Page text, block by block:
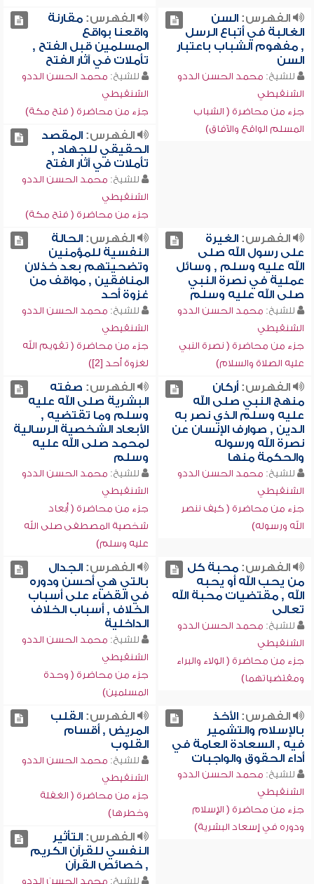
الفهرس:السن
الغالبة في أتباع الرسل
, مفهوم الشباب باعتبار
السن
للشيخ: محمد الحسن الددو
الشنقيطي
جزء من محاضرة ( الشباب
المسلم الواقع والآفاق)
الفهرس:مقارنة
واقعنا بواقع
المسلمين قبل الفتح ,
تأملات في آثار الفتح
للشيخ: محمد الحسن الددو
الشنقيطي
جزء من محاضرة ( فتح مكة)
الفهرس:المقصد
الحقيقي للجهاد ,
تأملات في آثار الفتح
للشيخ: محمد الحسن الددو
الشنقيطي
جزء من محاضرة ( فتح مكة)
الفهرس:الغيرة
على رسول الله صلى
الله عليه وسلم , وسائل
عملية في نصرة النبي
صلى الله عليه وسلم
للشيخ: محمد الحسن الددو
الشنقيطي
جزء من محاضرة ( نصرة النبي
عليه الصلاة والسلام)
الفهرس:الحالة
النفسية للمؤمنين
وتضحيتهم بعد خذلان
المنافقين , مواقف من
غزوة أحد
للشيخ: محمد الحسن الددو
الشنقيطي
جزء من محاضرة ( تقويم الله
لغزوة أحد [2])
الفهرس:أركان
منهج النبي صلى الله
عليه وسلم الذي نصر به
الدين , صوارف الإنسان عن
نصرة الله ورسوله
والحكمة منها
للشيخ: محمد الحسن الددو
الشنقيطي
جزء من محاضرة ( كيف ننصر
الله ورسوله)
الفهرس: صفته
البشرية صلى الله عليه
وسلم وما تقتضيه ,
الأبعاد الشخصية الرسالية
لمحمد صلى الله عليه
وسلم
للشيخ: محمد الحسن الددو
الشنقيطي
جزء من محاضرة ( أبعاد
شخصية المصطفى صلى الله
عليه وسلم)
الفهرس:محبة كل
من يحب الله أو يحبه
الله , مقتضيات محبة الله
تعالى
للشيخ: محمد الحسن الددو
الشنقيطي
جزء من محاضرة ( الولاء والبراء
ومقتضياتهما)
الفهرس:الجدال
بالتي هي أحسن ودوره
في القضاء على أسباب
الخلاف , أسباب الخلاف
الداخلية
للشيخ: محمد الحسن الددو
الشنقيطي
جزء من محاضرة ( وحدة
المسلمين)
الفهرس:الأخذ
بالإسلام والتشمير
فيه , السعادة العامة في
أداء الحقوق والواجبات
للشيخ: محمد الحسن الددو
الشنقيطي
جزء من محاضرة ( الإسلام
ودوره في إسعاد البشرية)
الفهرس:القلب
المريض , أقسام
القلوب
للشيخ: محمد الحسن الددو
الشنقيطي
جزء من محاضرة ( الغفلة
وخطرها)
الفهرس:التأثير
النفسي للقرآن الكريم
, خصائص القرآن
للشيخ: محمد الحسن الددو